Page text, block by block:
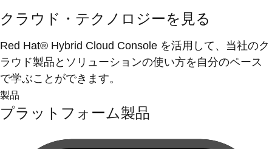
クラウド・テクノロジーを見る
Red Hat® Hybrid Cloud Console を活用して、当社のク
ラウド製品とソリューションの使い方を自分のペース
で学ぶことができます。
製品
プラットフォーム製品